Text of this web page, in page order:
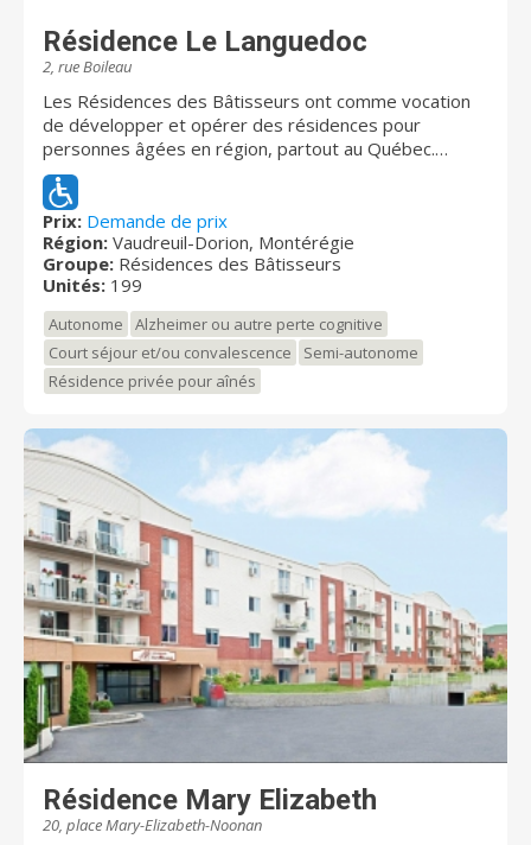
Résidence Le Languedoc
2, rue Boileau
Les Résidences des Bâtisseurs ont comme vocation
de développer et opérer des résidences pour
personnes âgées en région, partout au Québec.
Existant depuis 2003, nous sommes présents à
Cowansville, Rivière-du-Loup, Chambly, Coaticook,
Louiseville, Québec, Sept-Îles, Matane, Valleyfield,
Vaudreuil, Baie-Saint-Paul et La Tuque. Notre nom «
Résidences des Bâtisseurs » se veut un hommage à
tous ceux et celles qui ont contribué à construire le
Québec contemporain. Aux Résidences des
Bâtisseurs, nous croyons sincèrement que ces
personnes méritent amplement de vivre cette
nouvelle étape de leur vie active de la meilleure façon
parvenir. Résidences des Bâtisseurs, c’est : des
immeubles sécuritaires, une construction et des
finitions supérieures, plus de 450 employés et de
2500 logements.
Prix: Demande de prix
Région: Vaudreuil-Dorion, Montérégie
Groupe: Résidences des Bâtisseurs
Unités: 199
Autonome
Alzheimer ou autre perte cognitive
Court séjour et/ou convalescence
Semi-autonome
Résidence privée pour aînés
Résidence Mary Elizabeth
20, place Mary-Elizabeth-Noonan